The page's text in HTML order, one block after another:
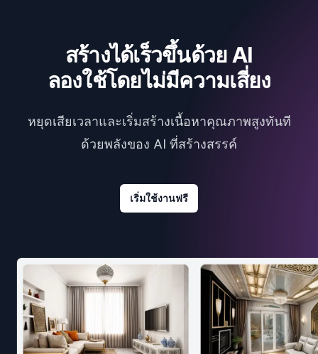
สร้างได้เร็วขึ้นด้วย AI
ลองใช้โดยไม่มีความเสี่ยง
หยุดเสียเวลาและเริ่มสร้างเนื้อหาคุณภาพสูงทันที
ด้วยพลังของ AI ที่สร้างสรรค์
เริ่มใช้งานฟรี